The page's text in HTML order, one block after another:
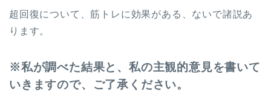
超回復について、筋トレに効果がある、ないで諸説あ
ります。
※私が調べた結果と、私の主観的意見を書いて
いきますので、ご了承ください。